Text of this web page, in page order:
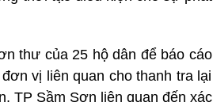
thư của 25 hộ dân để báo cáo
vị liên quan cho thanh tra lại
TP Sầm Sơn liên quan đến xác